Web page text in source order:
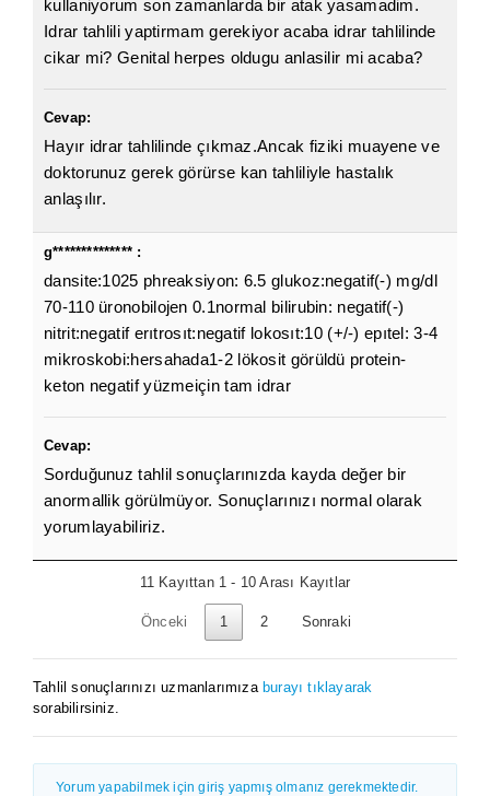
kullaniyorum son zamanlarda bir atak yasamadim.
Idrar tahlili yaptirmam gerekiyor acaba idrar tahlilinde
cikar mi? Genital herpes oldugu anlasilir mi acaba?
Cevap:
Hayır idrar tahlilinde çıkmaz.Ancak fiziki muayene ve
doktorunuz gerek görürse kan tahliliyle hastalık
anlaşılır.
g************** :
dansite:1025 phreaksiyon: 6.5 glukoz:negatif(-) mg/dl
70-110 üronobilojen 0.1normal bilirubin: negatif(-)
nitrit:negatif erıtrosıt:negatif lokosıt:10 (+/-) epıtel: 3-4
mikroskobi:hersahada1-2 lökosit görüldü protein-
keton negatif yüzmeiçin tam idrar
Cevap:
Sorduğunuz tahlil sonuçlarınızda kayda değer bir
anormallik görülmüyor. Sonuçlarınızı normal olarak
yorumlayabiliriz.
11 Kayıttan 1 - 10 Arası Kayıtlar
Önceki 1 2 Sonraki
Tahlil sonuçlarınızı uzmanlarımıza burayı tıklayarak
sorabilirsiniz.
Yorum yapabilmek için giriş yapmış olmanız gerekmektedir.